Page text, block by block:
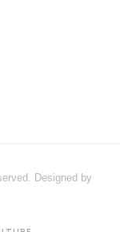
Designed by